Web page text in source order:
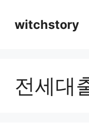
witchstory
전세대